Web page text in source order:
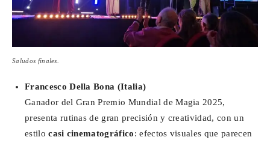
Saludos finales.
Francesco Della Bona (Italia)
Ganador del Gran Premio Mundial de Magia 2025,
presenta rutinas de gran precisión y creatividad, con un
estilocasi cinematográfico: efectos visuales que parecen